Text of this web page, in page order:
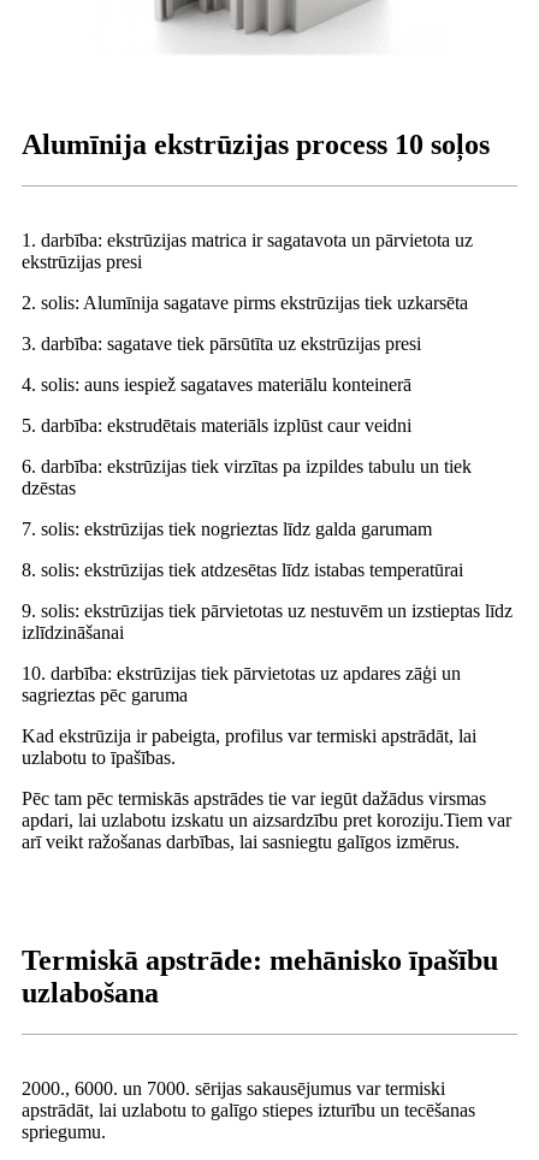
Alumīnija ekstrūzijas process 10 soļos
1. darbība: ekstrūzijas matrica ir sagatavota un pārvietota uz
ekstrūzijas presi
2. solis: Alumīnija sagatave pirms ekstrūzijas tiek uzkarsēta
3. darbība: sagatave tiek pārsūtīta uz ekstrūzijas presi
4. solis: auns iespiež sagataves materiālu konteinerā
5. darbība: ekstrudētais materiāls izplūst caur veidni
6. darbība: ekstrūzijas tiek virzītas pa izpildes tabulu un tiek
dzēstas
7. solis: ekstrūzijas tiek nogrieztas līdz galda garumam
8. solis: ekstrūzijas tiek atdzesētas līdz istabas temperatūrai
9. solis: ekstrūzijas tiek pārvietotas uz nestuvēm un izstieptas līdz
izlīdzināšanai
10. darbība: ekstrūzijas tiek pārvietotas uz apdares zāģi un
sagrieztas pēc garuma
Kad ekstrūzija ir pabeigta, profilus var termiski apstrādāt, lai
uzlabotu to īpašības.
Pēc tam pēc termiskās apstrādes tie var iegūt dažādus virsmas
apdari, lai uzlabotu izskatu un aizsardzību pret koroziju.Tiem var
arī veikt ražošanas darbības, lai sasniegtu galīgos izmērus.
Termiskā apstrāde: mehānisko īpašību
uzlabošana
2000., 6000. un 7000. sērijas sakausējumus var termiski
apstrādāt, lai uzlabotu to galīgo stiepes izturību un tecēšanas
spriegumu.